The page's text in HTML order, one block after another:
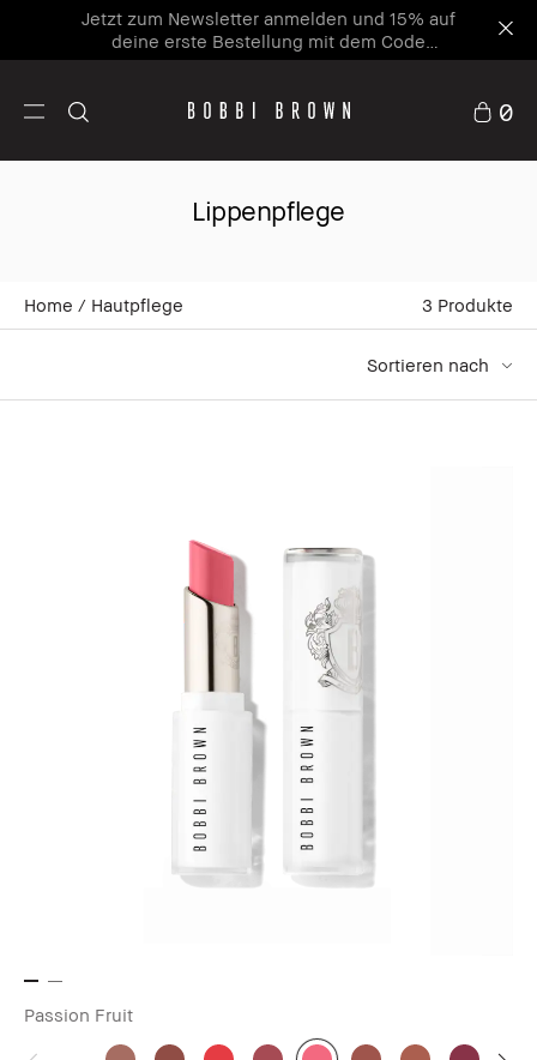
Jetzt zum Newsletter anmelden und 15% auf
deine erste Bestellung mit dem Code
WELCOME15⁴ sichern
0
Lippenpflege
Home Hautpflege 3 Produkte
Sortieren nach
Passion Fruit